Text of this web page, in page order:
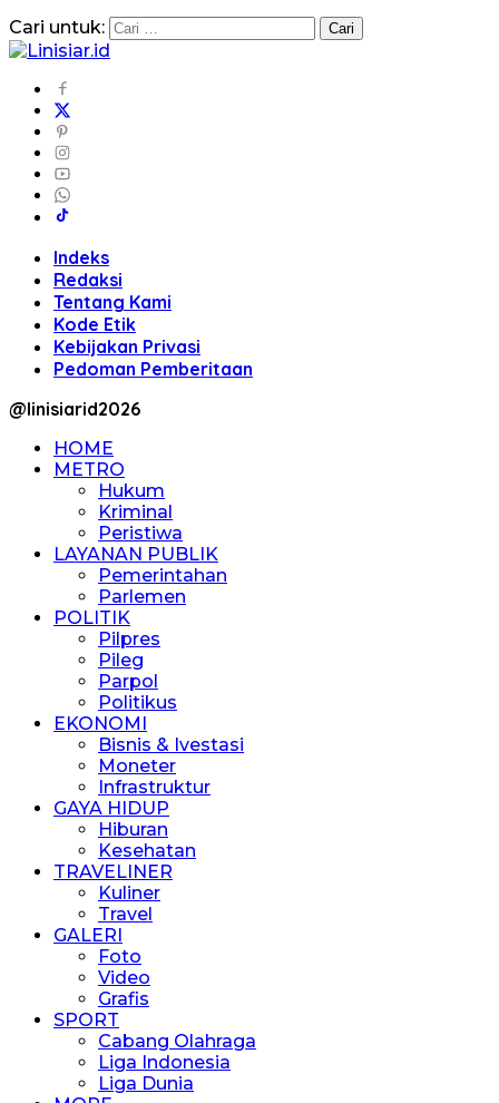
Cari untuk:
Indeks
Redaksi
Tentang Kami
Kode Etik
Kebijakan Privasi
Pedoman Pemberitaan
@linisiarid2026
HOME
METRO
Hukum
Kriminal
Peristiwa
LAYANAN PUBLIK
Pemerintahan
Parlemen
POLITIK
Pilpres
Pileg
Parpol
Politikus
EKONOMI
Bisnis & Ivestasi
Moneter
Infrastruktur
GAYA HIDUP
Hiburan
Kesehatan
TRAVELINER
Kuliner
Travel
GALERI
Foto
Video
Grafis
SPORT
Cabang Olahraga
Liga Indonesia
Liga Dunia